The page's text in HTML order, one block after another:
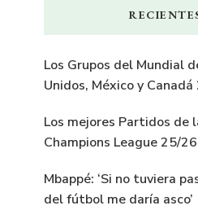
Los Grupos del Mundial
Unidos, México y
Los mejores Partidos de
Champions League 25/26
Mbappé: ‘Si no tuviera
del fútbol me daría asco’